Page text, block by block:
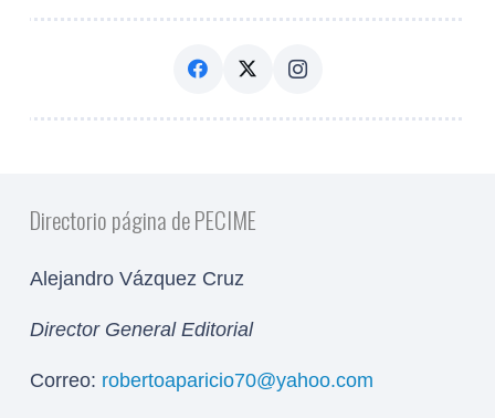
Directorio página de PECIME
Alejandro Vázquez Cruz
Director General Editorial
Correo: robertoaparicio70@yahoo.com